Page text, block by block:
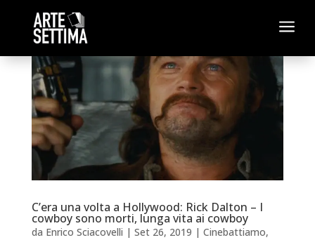
a
C’era una volta a Hollywood: Rick Dalton – I
cowboy sono morti, lunga vita ai cowboy
da Enrico Sciacovelli | Set 26, 2019 | Cinebattiamo,